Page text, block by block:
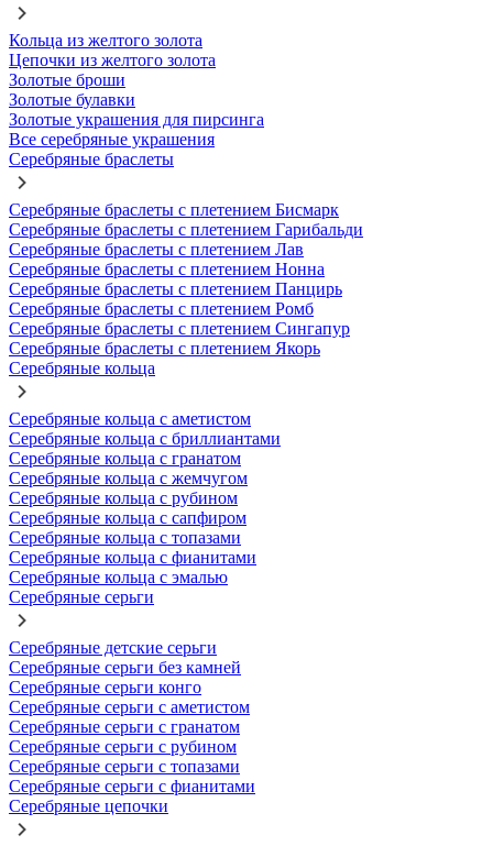
Кольца из желтого золота
Цепочки из желтого золота
Золотые броши
Золотые булавки
Золотые украшения для пирсинга
Все серебряные украшения
Серебряные браслеты
Серебряные браслеты с плетением Бисмарк
Серебряные браслеты с плетением Гарибальди
Серебряные браслеты с плетением Лав
Серебряные браслеты с плетением Нонна
Серебряные браслеты с плетением Панцирь
Серебряные браслеты с плетением Ромб
Серебряные браслеты с плетением Сингапур
Серебряные браслеты с плетением Якорь
Серебряные кольца
Серебряные кольца с аметистом
Серебряные кольца с бриллиантами
Серебряные кольца с гранатом
Серебряные кольца с жемчугом
Серебряные кольца с рубином
Серебряные кольца с сапфиром
Серебряные кольца с топазами
Серебряные кольца с фианитами
Серебряные кольца с эмалью
Серебряные серьги
Серебряные детские серьги
Серебряные серьги без камней
Серебряные серьги конго
Серебряные серьги с аметистом
Серебряные серьги с гранатом
Серебряные серьги с рубином
Серебряные серьги с топазами
Серебряные серьги с фианитами
Серебряные цепочки